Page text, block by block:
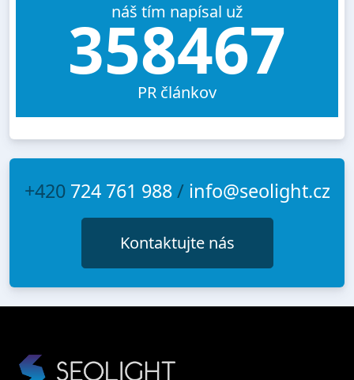
náš tím napísal už
358467
PR článkov
+420 724 761 988/ info@seolight.cz
Kontaktujte nás